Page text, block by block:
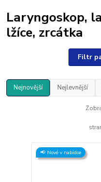
Laryngoskop,
lžíce, zrcátka
Filtr
Nejnovější Nejlevnější
📢 Nové v nabídce